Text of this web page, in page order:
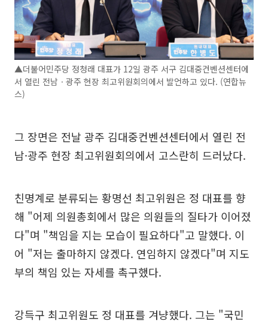
▲더불어민주당 정청래 대표가 12일 광주 서구 김대중컨벤션센터에
서 열린 전남ㆍ광주 현장 최고위원회의에서 발언하고 있다. (연합뉴
스)
그 장면은 전날 광주 김대중컨벤션센터에서 열린 전
남·광주 현장 최고위원회의에서 고스란히 드러났다.
친명계로 분류되는 황명선 최고위원은 정 대표를 향
해 "어제 의원총회에서 많은 의원들의 질타가 이어졌
다"며 "책임을 지는 모습이 필요하다"고 말했다. 이
어 "저는 출마하지 않겠다. 연임하지 않겠다"며 지도
부의 책임 있는 자세를 촉구했다.
강득구 최고위원도 정 대표를 겨냥했다. 그는 "국민